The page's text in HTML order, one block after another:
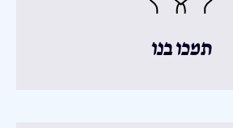
תמכו בנו